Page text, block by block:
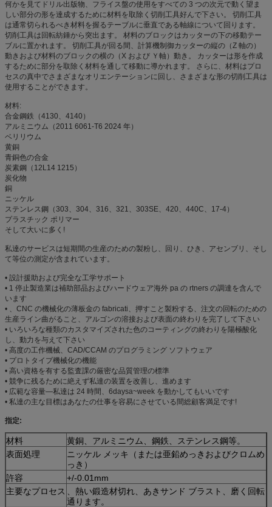
何かを見てドリル出版物、フライス盤の使用をすべての 3 つの次元で動く望ま
しい部分の形を達成するために材料を取除く切削工具好んで下さい。 切削工具
は通常切られるべき材料を握るテーブルに垂直である軸線について回ります。
切削工具は回転紡錘から突出ます。 材料のブロックはカッターの下の移動テー
ブルに置かれます。 切削工具が回る間、計算機制御カッターの縦の（Z 軸の）
動きおよび材料のブロックの横の（X および Ｙ軸）動き。 カッターは形を作成
するために部分を取除く材料を通して移動に導かれます。 さらに、材料はプロ
セスの真中でさまざまなオリエンテーションに回し、さまざまな形の切削工具は
使用することができます。
材料:
合金鋼鉄（4130、4140）
アルミニウム（2011 6061-T6 2024 年）
ベリリウム
黄銅
青銅色の合金
炭素鋼（12L14 1215）
炭化物
銅
ニッケル
ステンレス鋼（303、304、316、321、303SE、420、440C、17-4）
プラスチック ポリマー
そして大いに多く!
私達のサービスは短期間の生産のための製粉し、回り、ひき、アセンブリ、そし
て等位の測定が含まれています。
• 設計援助および完全な工学サポート
• 1 停止製造業は補助部品およびハードウェア海外 pa の rtners の調達を含んで
います
• 、CNC の機械化の薄板金の fabricati、押すこと製粉する、注文の回転のための
生産ライン曲がること、アルゴンの溶接および表面の終わりを完了して下さい
• いろいろな種類のカスタマイズされた色のコーティングの終わりを陽極酸化
し、動力を与えて下さい
• 高度の工作機械、CAD/CCAM のプログラミング ソフトウェア
• プロトタイプ機械化の機能
• 高い資格を有する監査課の厳密な品質管理の標準
• 競争に残るために絶えず私達の装置を改善し、進めます
• 広範な容量—私達は 24 時間、6daysa~week を動かしてもいいです
• 私達の主な目標はあなたの仕事を容易にさせている間総顧客満足です!
指定:
材料
黄銅、アルミニウム、鋼鉄、ステンレス鋼等。
表面処理
ニッケル メッキ（または亜鉛めっきおよびクロムめ
っき）
許容
+/-0.01mm
主要なプロセス
、熱い鍛造材切れ、あきサンド ブラスト、磨く回転
通ります。